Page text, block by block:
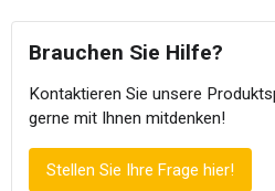
Brauchen Sie Hilfe?
Kontaktieren Sie unsere
gerne mit Ihnen mitdenken!
Stellen Sie Ihre Frage hier!